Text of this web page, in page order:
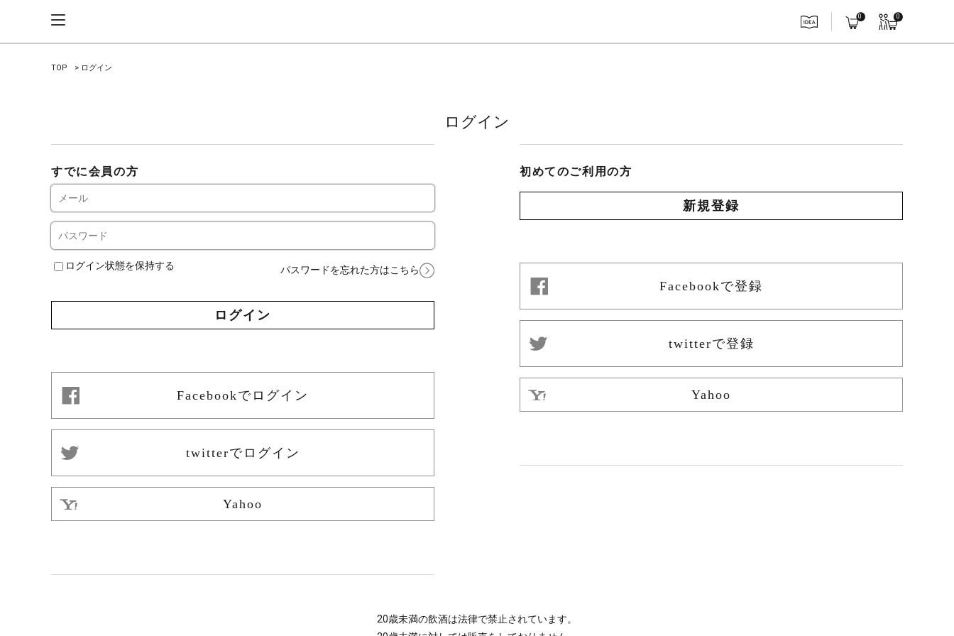
0 0
TOP ログイン
ログイン
すでに会員の方
ログイン状態を保持する パスワードを忘れた方はこちら
Facebookでログイン
twitterでログイン
Yahoo
初めてのご利用の方
Facebookで登録
twitterで登録
Yahoo
20歳未満の飲酒は法律で禁止されています。